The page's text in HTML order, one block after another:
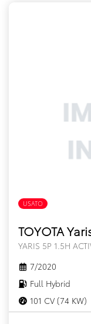
USATO
TOYOTA
YARIS 5P 1.5H
7/2020
Full Hybrid
101 CV (74 KW)